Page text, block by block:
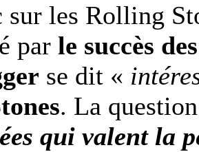
les Rolling
par le succès
se dit «
. La
qui valent la